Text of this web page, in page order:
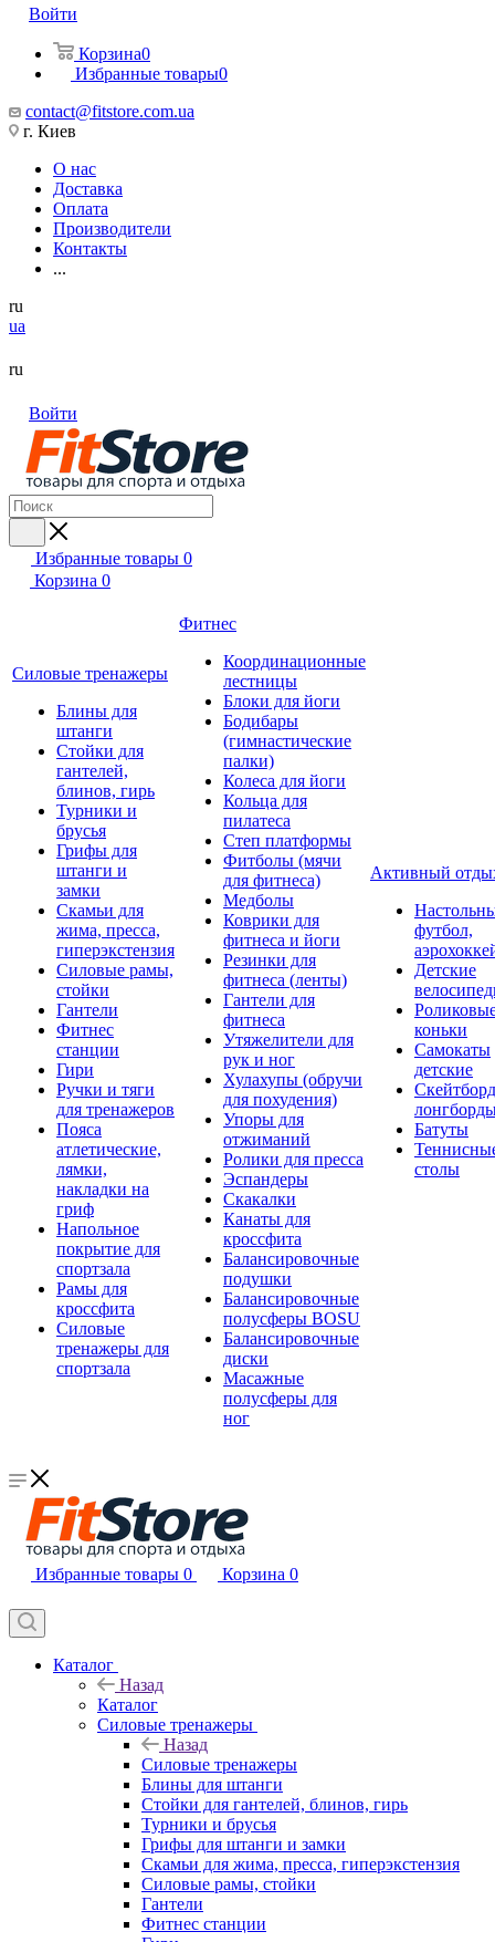
Войти
Корзина0
Избранные товары0
contact@fitstore.com.ua
г. Киев
О нас
Доставка
Оплата
Производители
Контакты
...
ru
ua
ru
Войти
Избранные товары 0
Корзина 0
Силовые тренажеры
Блины для
штанги
Стойки для
гантелей,
блинов, гирь
Турники и
брусья
Грифы для
штанги и
замки
Скамьи для
жима, пресса,
гиперэкстензия
Силовые рамы,
стойки
Гантели
Фитнес
станции
Гири
Ручки и тяги
для тренажеров
Пояса
атлетические,
лямки,
накладки на
гриф
Напольное
покрытие для
спортзала
Рамы для
кроссфита
Силовые
тренажеры для
спортзала
Фитнес
Координационные
лестницы
Блоки для йоги
Бодибары
(гимнастические
палки)
Колеса для йоги
Кольца для
пилатеса
Степ платформы
Фитболы (мячи
для фитнеса)
Медболы
Коврики для
фитнеса и йоги
Резинки для
фитнеса (ленты)
Гантели для
фитнеса
Утяжелители для
рук и ног
Хулахупы (обручи
для похудения)
Упоры для
отжиманий
Ролики для пресса
Эспандеры
Скакалки
Канаты для
кроссфита
Балансировочные
подушки
Балансировочные
полусферы BOSU
Балансировочные
диски
Масажные
полусферы для
ног
Активный
футбол,
Детские
коньки
Самокаты
детские
Батуты
столы
Избранные товары 0 Корзина 0
Каталог
Назад
Каталог
Силовые тренажеры
Назад
Силовые тренажеры
Блины для штанги
Стойки для гантелей, блинов, гирь
Турники и брусья
Грифы для штанги и замки
Скамьи для жима, пресса, гиперэкстензия
Силовые рамы, стойки
Гантели
Фитнес станции